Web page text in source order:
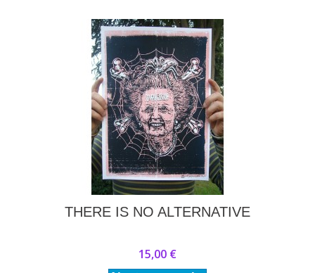
THERE IS NO ALTERNATIVE
15,00 €